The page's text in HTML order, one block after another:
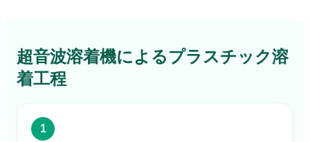
超音波溶着機によるプラスチック溶
着工程